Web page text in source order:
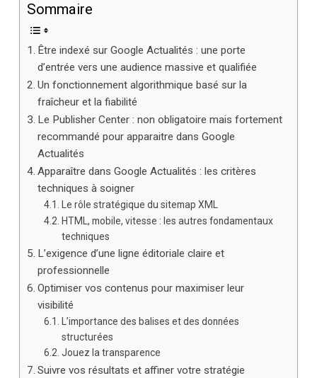
Sommaire
Être indexé sur Google Actualités : une porte
d’entrée vers une audience massive et qualifiée
Un fonctionnement algorithmique basé sur la
fraîcheur et la fiabilité
Le Publisher Center : non obligatoire mais fortement
recommandé pour apparaitre dans Google
Actualités
Apparaître dans Google Actualités : les critères
techniques à soigner
Le rôle stratégique du sitemap XML
HTML, mobile, vitesse : les autres fondamentaux
techniques
L’exigence d’une ligne éditoriale claire et
professionnelle
Optimiser vos contenus pour maximiser leur
visibilité
L’importance des balises et des données
structurées
Jouez la transparence
Suivre vos résultats et affiner votre stratégie